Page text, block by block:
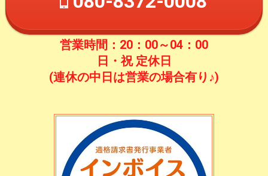
営業時間：20：00～04：00
日・祝 定休日
(連休の中日は営業の場合有り♪)